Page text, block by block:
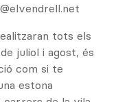
tots els
juliol i agost, és
com si te
estona